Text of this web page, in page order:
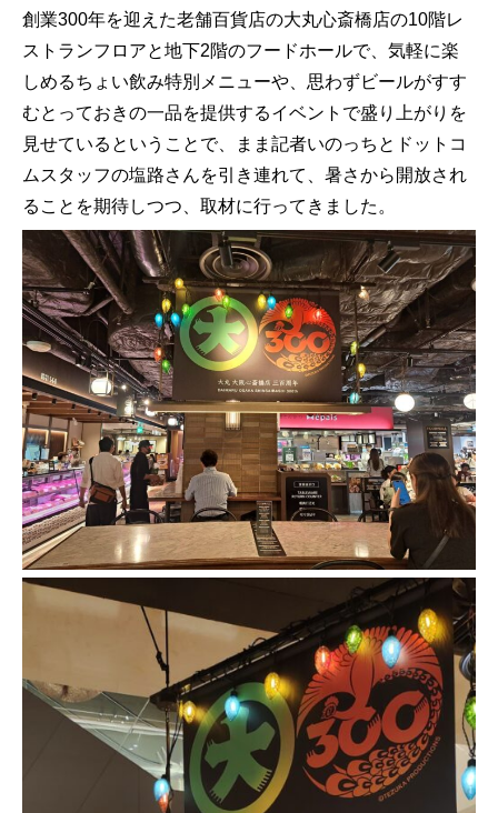
創業300年を迎えた老舗百貨店の大丸心斎橋店の10階レ
ストランフロアと地下2階のフードホールで、気軽に楽
しめるちょい飲み特別メニューや、思わずビールがすす
むとっておきの一品を提供するイベントで盛り上がりを
見せているということで、まま記者いのっちとドットコ
ムスタッフの塩路さんを引き連れて、暑さから開放され
ることを期待しつつ、取材に行ってきました。